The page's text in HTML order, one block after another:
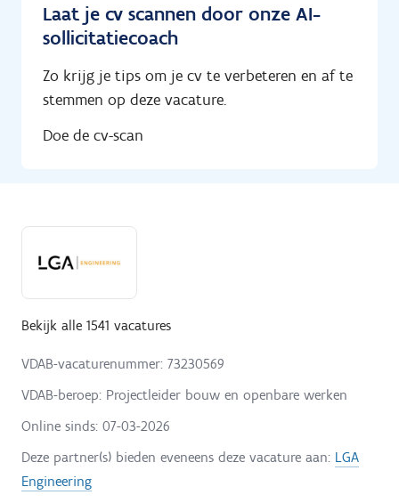
Laat je cv scannen door onze AI-
sollicitatiecoach
Zo krijg je tips om je cv te verbeteren en af te
stemmen op deze vacature.
Doe de cv-scan
Bekijk alle 1541 vacatures
VDAB-vacaturenummer: 73230569
VDAB-beroep: Projectleider bouw en openbare werken
Online sinds: 07-03-2026
Deze partner(s) bieden eveneens deze vacature aan: LGA
Engineering